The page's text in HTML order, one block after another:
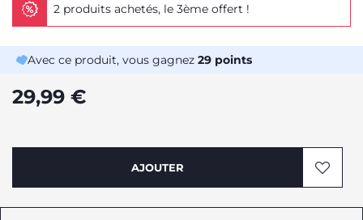
2 produits achetés, le 3ème offert !
Avec ce produit, vous gagnez 29 points
29,99 €
AJOUTER